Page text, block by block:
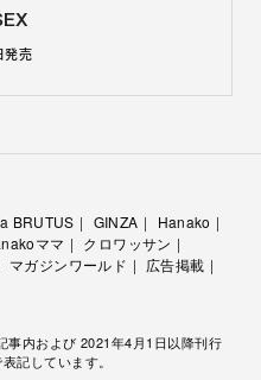
発売
BRUTUS GINZA
Hanako
ママ
クロワッサン
マガジンワールド
広告掲載
事内および 2021年4月1日以降刊行
記しています。